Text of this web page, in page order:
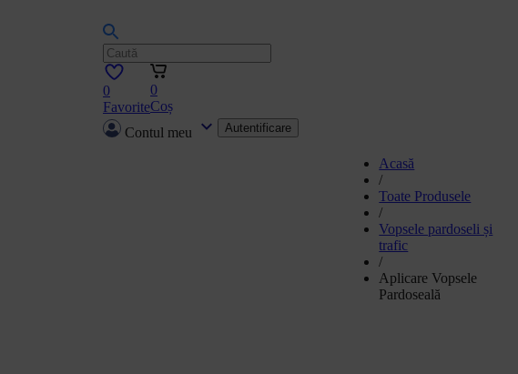
0
Favorite
0
Coș
Contul meu
Autentificare
Acasă
/
Toate Produsele
/
Vopsele pardoseli și
trafic
/
Aplicare Vopsele
Pardoseală